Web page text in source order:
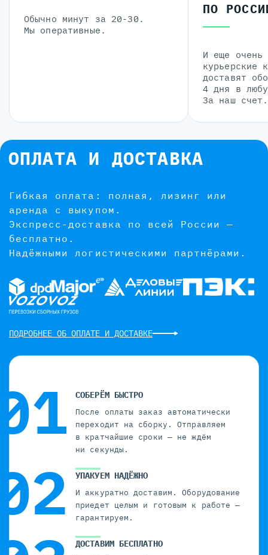
Обычно минут за 20-30.
Мы оперативные.
ПО
И еще очень
курьерские
доставят
4 дня в
За наш счет.
ОПЛАТА И ДОСТАВКА
Гибкая оплата: полная, лизинг или
аренда с выкупом.
Экспресс-доставка по всей России —
бесплатно.
Надёжными логистическими партнёрами.
ПОДРОБНЕЕ ОБ ОПЛАТЕ И ДОСТАВКЕ
СОБЕРЁМ БЫСТРО
После оплаты заказ автоматически
переходит на сборку. Отправляем
в кратчайшие сроки — не ждём
ни секунды.
УПАКУЕМ НАДЁЖНО
И аккуратно доставим. Оборудование
приедет целым и готовым к работе —
гарантируем.
ДОСТАВИМ БЕСПЛАТНО